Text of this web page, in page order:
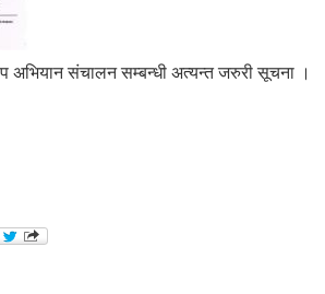
अभियान संचालन सम्बन्धी अत्यन्त जरुरी सूचना ।